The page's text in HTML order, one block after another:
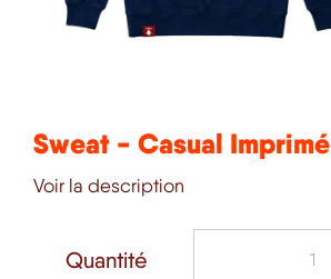
Sweat - Casual Imprimé
Voir la description
Quantité